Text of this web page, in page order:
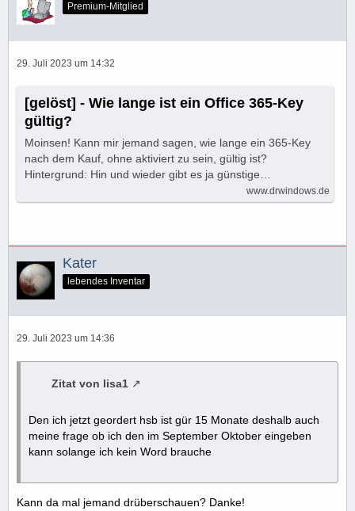
Premium-Mitglied
29. Juli 2023 um 14:32
[gelöst] - Wie lange ist ein Office 365-Key
gültig?
Moinsen! Kann mir jemand sagen, wie lange ein 365-Key
nach dem Kauf, ohne aktiviert zu sein, gültig ist?
Hintergrund: Hin und wieder gibt es ja günstige…
www.drwindows.de
Kater
lebendes Inventar
29. Juli 2023 um 14:36
Zitat von lisa1
Den ich jetzt geordert hsb ist gür 15 Monate deshalb auch
meine frage ob ich den im September Oktober eingeben
kann solange ich kein Word brauche
Kann da mal jemand drüberschauen? Danke!